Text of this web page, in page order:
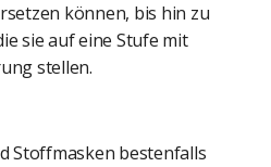
können, bis hin zu
sie auf eine Stufe mit
stellen.
Stoffmasken bestenfalls